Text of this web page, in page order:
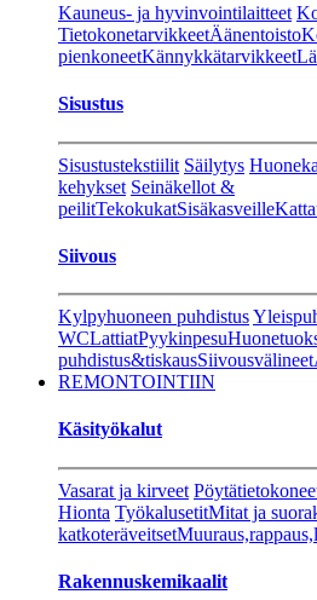
Kauneus- ja hyvinvointilaitteet
TietokonetarvikkeetÄänentoisto
pienkoneetKännykkätarvikkeet
Sisustus
Sisustustekstiilit Säilytys
kehykset Seinäkellot &
peilitTekokukatSisäkasveille
Siivous
Kylpyhuoneen puhdistus
WCLattiatPyykinpesu
puhdistus&tiskausSiivousvälineet
REMONTOINTIIN
Käsityökalut
Vasarat ja kirveet
Hionta TyökalusetitMitat ja
katkoteräveitset
Rakennuskemikaalit